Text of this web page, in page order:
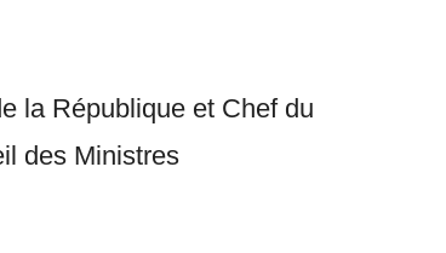
la République et Chef du
des Ministres